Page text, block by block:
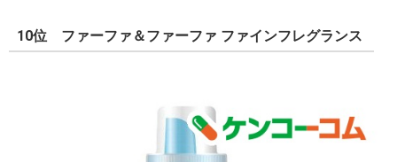
10位 ファーファ＆ファーファ ファインフレグランス